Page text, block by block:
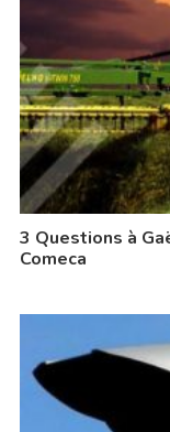
3 Questions à
Comeca